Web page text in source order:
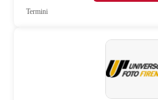
Termini